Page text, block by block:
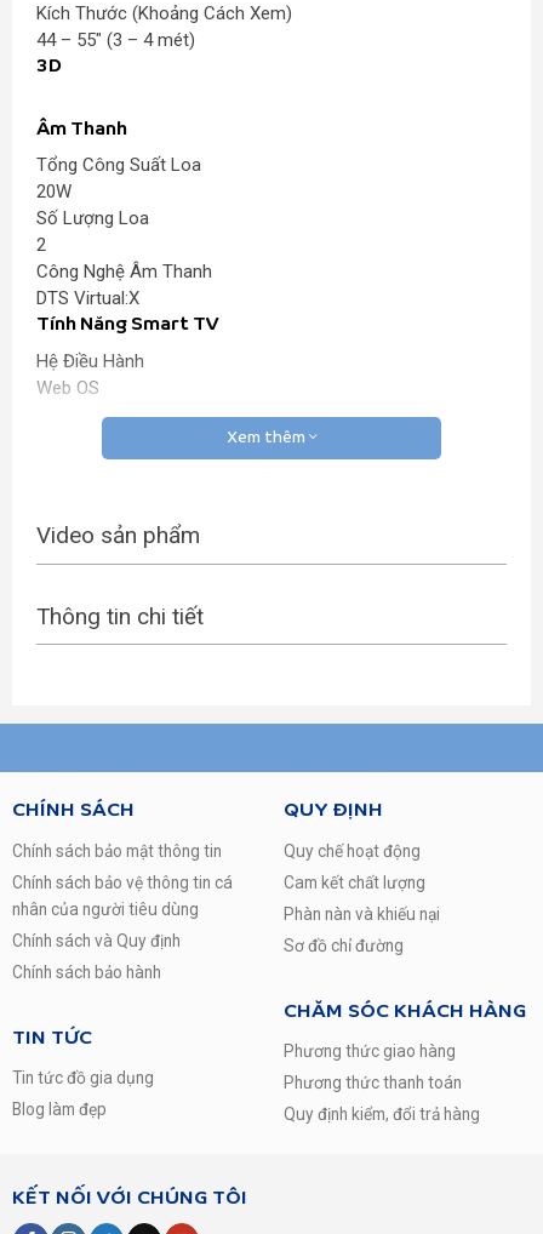
Kích Thước (Khoảng Cách Xem)
44 – 55″ (3 – 4 mét)
3D
Âm Thanh
Tổng Công Suất Loa
20W
Số Lượng Loa
2
Công Nghệ Âm Thanh
DTS Virtual:X
Tính Năng Smart TV
Hệ Điều Hành
Web OS
Trình Duyệt Web
Kết nối bàn phím, chuột
Có
USB Play
Tiện Ích Khác
Tìm kiếm bằng giọng nói
HDMI
Có x3
USB
Có
LAN
Có
Cổng Khác
Cổng Optical (Digital Audio Out)
Ngang 110.8 cm – Cao 70.5cm – Dày 23.5 cm
Xem thêm
Video sản phẩm
Thông tin chi tiết
CHÍNH SÁCH
Chính sách bảo mật thông tin
Chính sách bảo vệ thông tin cá
nhân của người tiêu dùng
Chính sách và Quy định
Chính sách bảo hành
TIN TỨC
Tin tức đồ gia dụng
Blog làm đẹp
QUY ĐỊNH
Quy chế hoạt động
Cam kết chất lượng
Phàn nàn và khiếu nại
Sơ đồ chỉ đường
CHĂM SÓC KHÁCH HÀNG
Phương thức giao hàng
Phương thức thanh toán
Quy định kiểm, đổi trả hàng
KẾT NỐI VỚI CHÚNG TÔI